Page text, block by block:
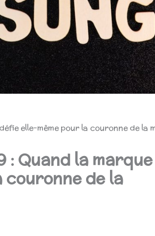
elle-même pour la couronne de la
: Quand la
couronne de la